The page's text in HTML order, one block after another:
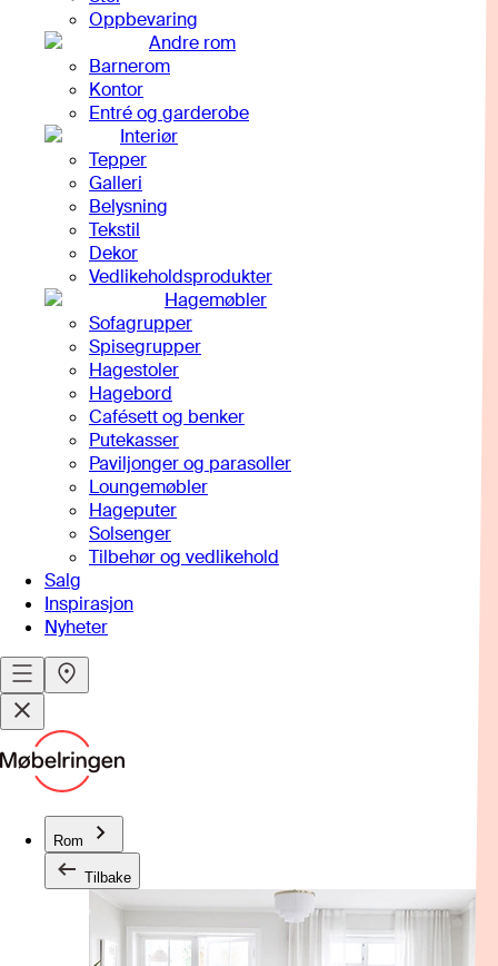
Oppbevaring
Andre rom
Barnerom
Kontor
Entré og garderobe
Interiør
Tepper
Galleri
Belysning
Tekstil
Dekor
Vedlikeholdsprodukter
Hagemøbler
Sofagrupper
Spisegrupper
Hagestoler
Hagebord
Cafésett og benker
Putekasser
Paviljonger og parasoller
Loungemøbler
Hageputer
Solsenger
Tilbehør og vedlikehold
Salg
Inspirasjon
Nyheter
Rom
Tilbake